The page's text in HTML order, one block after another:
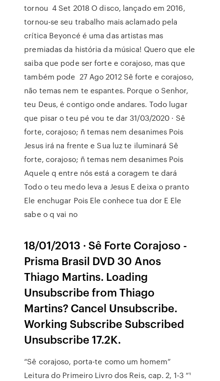
tornou 4 Set 2018 O disco, lançado em 2016,
tornou-se seu trabalho mais aclamado pela
crítica Beyoncé é uma das artistas mas
premiadas da história da música! Quero que ele
saiba que pode ser forte e corajoso, mas que
também pode 27 Ago 2012 Sê forte e corajoso,
não temas nem te espantes. Porque o Senhor,
teu Deus, é contigo onde andares. Todo lugar
que pisar o teu pé vou te dar 31/03/2020 · Sê
forte, corajoso; ñ temas nem desanimes Pois
Jesus irá na frente e Sua luz te iluminará Sê
forte, corajoso; ñ temas nem desanimes Pois
Aquele q entre nós está a coragem te dará
Todo o teu medo leva a Jesus E deixa o pranto
Ele enchugar Pois Ele conhece tua dor E Ele
sabe o q vai no
18/01/2013 · Sê Forte Corajoso -
Prisma Brasil DVD 30 Anos
Thiago Martins. Loading
Unsubscribe from Thiago
Martins? Cancel Unsubscribe.
Working Subscribe Subscribed
Unsubscribe 17.2K.
“Sê corajoso, porta-te como um homem”
Leitura do Primeiro Livro dos Reis, cap. 2, 1-3 “¹